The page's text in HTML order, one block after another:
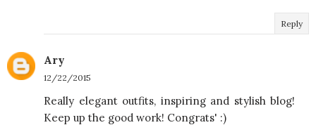
Reply
Ary
12/22/2015
Really elegant outfits, inspiring and stylish blog!
Keep up the good work! Congrats' :)